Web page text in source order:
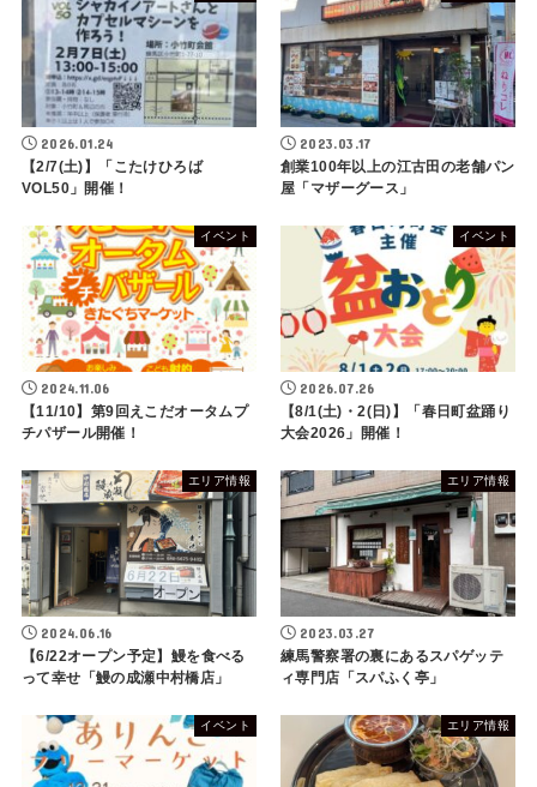
2026.01.24
【2/7(土)】「こたけひろば
VOL50」開催！
2023.03.17
創業100年以上の江古田の老舗パン
屋「マザーグース」
イベント
2024.11.06
【11/10】第9回えこだオータムプ
チパザール開催！
イベント
2026.07.26
【8/1(土)・2(日)】「春日町盆踊り
大会2026」開催！
エリア情報
2024.06.16
【6/22オープン予定】鰻を食べる
って幸せ「鰻の成瀬中村橋店」
エリア情報
2023.03.27
練馬警察署の裏にあるスパゲッテ
ィ専門店「スパふく亭」
イベント エリア情報